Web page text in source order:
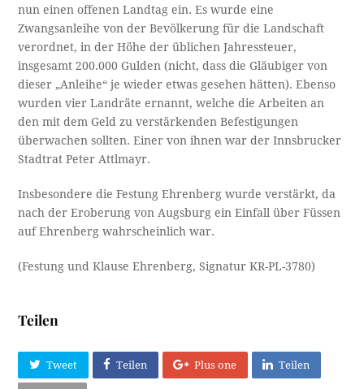
nun einen offenen Landtag ein. Es wurde eine
Zwangsanleihe von der Bevölkerung für die Landschaft
verordnet, in der Höhe der üblichen Jahressteuer,
insgesamt 200.000 Gulden (nicht, dass die Gläubiger von
dieser „Anleihe“ je wieder etwas gesehen hätten). Ebenso
wurden vier Landräte ernannt, welche die Arbeiten an
den mit dem Geld zu verstärkenden Befestigungen
überwachen sollten. Einer von ihnen war der Innsbrucker
Stadtrat Peter Attlmayr.
Insbesondere die Festung Ehrenberg wurde verstärkt, da
nach der Eroberung von Augsburg ein Einfall über Füssen
auf Ehrenberg wahrscheinlich war.
(Festung und Klause Ehrenberg, Signatur KR-PL-3780)
Teilen
Tweet Teilen Plus one Teilen